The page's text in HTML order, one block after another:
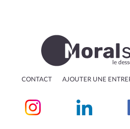
le
CONTACT AJOUTER UNE